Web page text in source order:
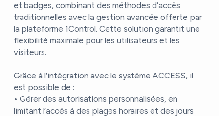
et badges, combinant des méthodes d’accès
traditionnelles avec la gestion avancée offerte par
la plateforme 1Control. Cette solution garantit une
flexibilité maximale pour les utilisateurs et les
visiteurs.
Grâce à l’intégration avec le système ACCESS, il
est possible de :
• Gérer des autorisations personnalisées, en
limitant l’accès à des plages horaires et des jours